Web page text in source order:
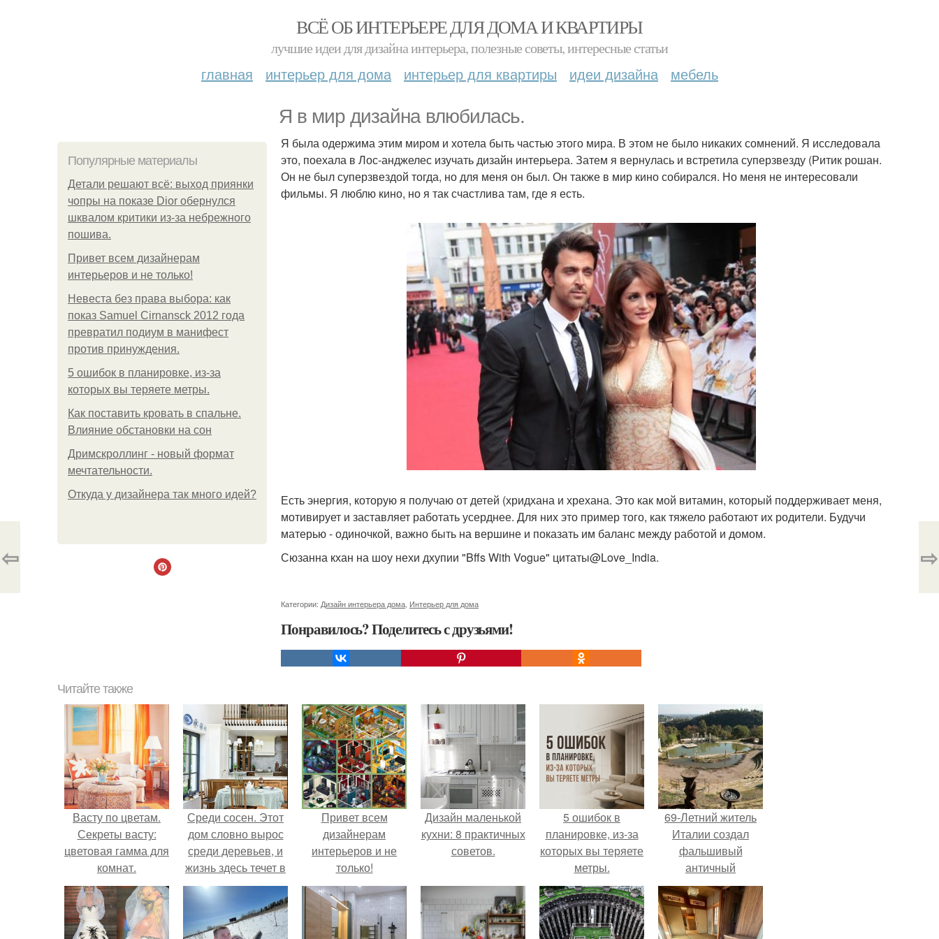
ВСЁ ОБ ИНТЕРЬЕРЕ ДЛЯ ДОМА И КВАРТИРЫ
лучшие идеи для дизайна интерьера, полезные советы, интересные статьи
главная интерьер для дома интерьер для квартиры идеи дизайна мебель
Я в мир дизайна влюбилась.
Популярные материалы
Детали решают всё: выход приянки
чопры на показе Dior обернулся
шквалом критики из-за небрежного
пошива.
Привет всем дизайнерам
интерьеров и не только!
Невеста без права выбора: как
показ Samuel Cirnansck 2012 года
превратил подиум в манифест
против принуждения.
5 ошибок в планировке, из-за
которых вы теряете метры.
Как поставить кровать в спальне.
Влияние обстановки на сон
Дримскроллинг - новый формат
мечтательности.
Откуда у дизайнера так много идей?
Я была одержима этим миром и хотела быть частью этого мира. В этом не было никаких сомнений. Я исследовала
это, поехала в Лос-анджелес изучать дизайн интерьера. Затем я вернулась и встретила суперзвезду (Ритик рошан.
Он не был суперзвездой тогда, но для меня он был. Он также в мир кино собирался. Но меня не интересовали
фильмы. Я люблю кино, но я так счастлива там, где я есть.
Есть энергия, которую я получаю от детей (хридхана и хрехана. Это как мой витамин, который поддерживает меня,
мотивирует и заставляет работать усерднее. Для них это пример того, как тяжело работают их родители. Будучи
матерью - одиночкой, важно быть на вершине и показать им баланс между работой и домом.
Сюзанна кхан на шоу нехи дхупии "Bffs With Vogue" цитаты@Love_India.
Категории: Дизайн интерьера дома Интерьер для дома
Понравилось? Поделитесь с друзьями!
⇦ ⇨
Читайте также
Васту по цветам.
Секреты васту:
цветовая гамма для
комнат.
Среди сосен. Этот
дом словно вырос
среди деревьев, и
жизнь здесь течет в
собственном ритме
- спокойно, без
спешки и лишнего
шума.
Привет всем
дизайнерам
интерьеров и не
только!
Дизайн маленькой
кухни: 8 практичных
советов.
5 ошибок в
планировке, из-за
которых вы теряете
метры.
69-Летний житель
Италии создал
фальшивый
античный
амфитеатр и
долгое время
успешно выдавал
его за настоящее